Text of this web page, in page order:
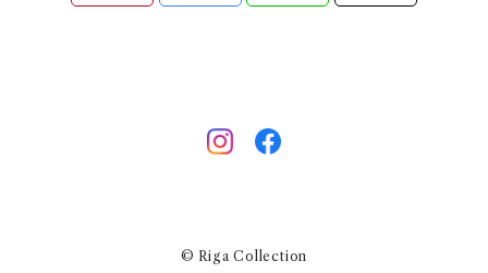
© Riga Collection